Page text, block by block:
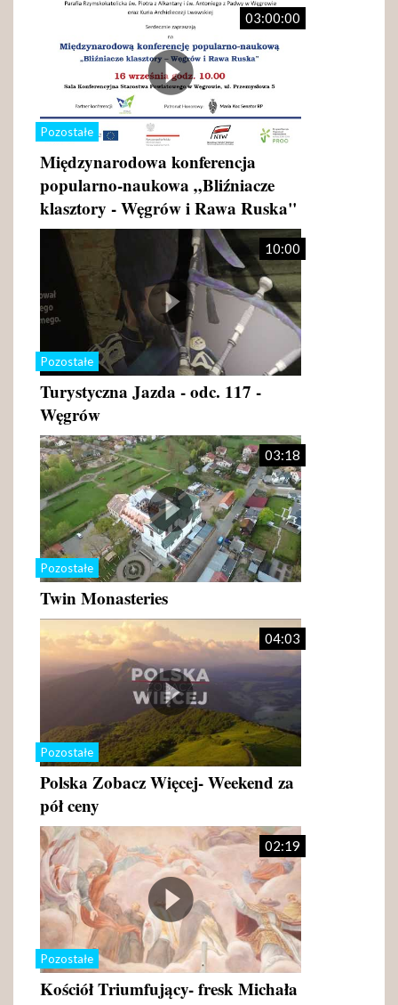
Pozostałe
03:00:00
Międzynarodowa konferencja
popularno-naukowa „Bliźniacze
klasztory - Węgrów i Rawa Ruska"
Pozostałe
10:00
Turystyczna Jazda - odc. 117 -
Węgrów
Pozostałe
03:18
Twin Monasteries
Pozostałe
04:03
Polska Zobacz Więcej- Weekend za
pół ceny
Pozostałe
02:19
Kościół Triumfujący- fresk Michała